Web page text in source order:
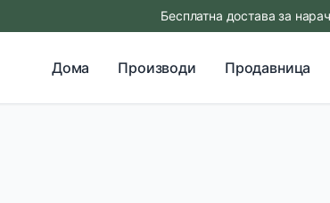
Бесплатна достава за
Дома Производи Продавница